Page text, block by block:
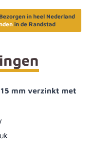
in heel Nederland
in de Randstad
mm verzinkt met